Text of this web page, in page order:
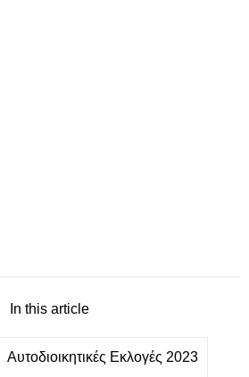
In this article
Αυτοδιοικητικές Εκλογές 2023